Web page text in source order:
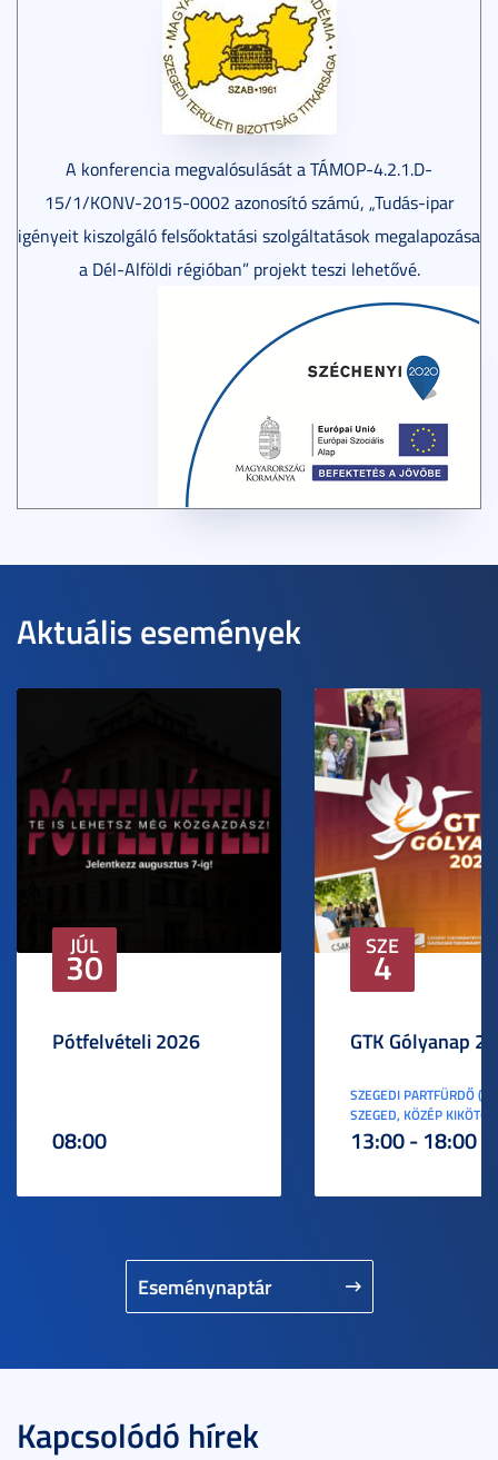
A konferencia megvalósulását a TÁMOP-4.2.1.D-
15/1/KONV-2015-0002 azonosító számú, „Tudás-ipar
igényeit kiszolgáló felsőoktatási szolgáltatások megalapozása
a Dél-Alföldi régióban” projekt teszi lehetővé.
Aktuális események
Eseménynaptár
JÚL
30
Pótfelvételi 2026
08:00
SZE
4
GTK Gólyanap
SZEGEDI PARTFÜRDŐ
SZEGED, KÖZÉP KIKÖTŐ
13:00 - 18:00
Kapcsolódó hírek